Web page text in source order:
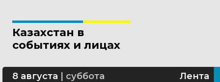
Казахстан в
событиях и лицах
8 августа суббота Лента
В Алматы благоустраивают
Сколько стоит собрать